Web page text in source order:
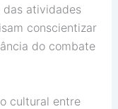
atividades
conscientizar
do combate
cultural entre